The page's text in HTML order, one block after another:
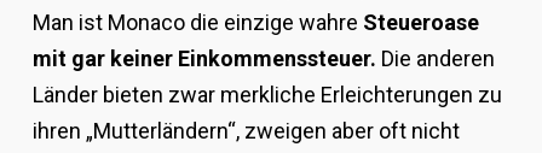
Man ist Monaco die einzige wahre Steueroase
mit gar keiner Einkommenssteuer. Die anderen
Länder bieten zwar merkliche Erleichterungen zu
ihren „Mutterländern“, zweigen aber oft nicht